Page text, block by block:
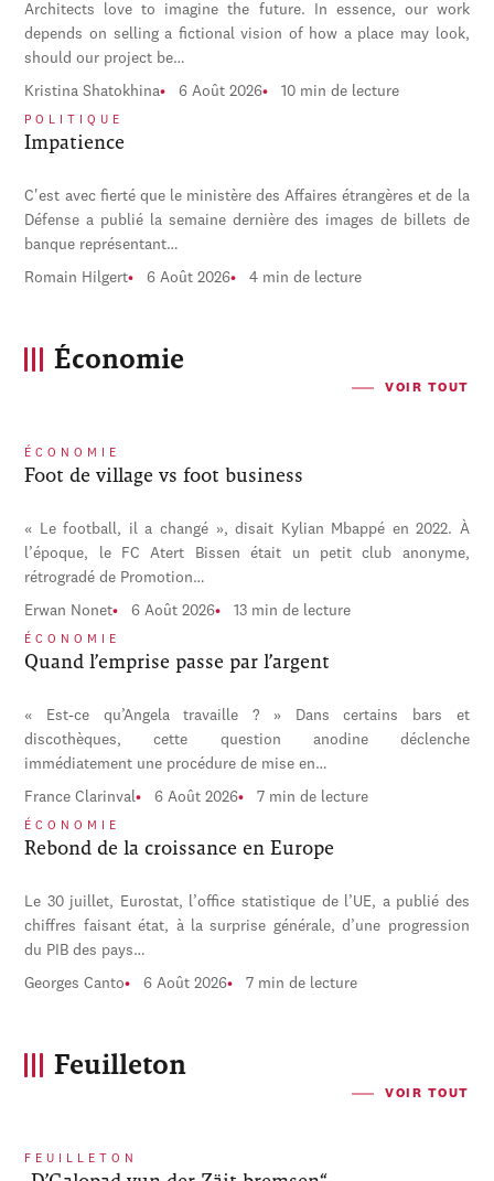
Architects love to imagine the future. In essence, our work
depends on selling a fictional vision of how a place may look,
should our project be…
Kristina Shatokhina 6 Août 2026 10 min de lecture
POLITIQUE
Impatience
C'est avec fierté que le ministère des Affaires étrangères et de la
Défense a publié la semaine dernière des images de billets de
banque représentant…
Romain Hilgert 6 Août 2026 4 min de lecture
Économie
VOIR TOUT
ÉCONOMIE
Foot de village vs foot business
« Le football, il a changé », disait Kylian Mbappé en 2022. À
l’époque, le FC Atert Bissen était un petit club anonyme,
rétrogradé de Promotion…
Erwan Nonet 6 Août 2026 13 min de lecture
ÉCONOMIE
Quand l’emprise passe par l’argent
« Est-ce qu’Angela travaille ? » Dans certains bars et
discothèques, cette question anodine déclenche
immédiatement une procédure de mise en…
France Clarinval 6 Août 2026 7 min de lecture
ÉCONOMIE
Rebond de la croissance en Europe
Le 30 juillet, Eurostat, l’office statistique de l’UE, a publié des
chiffres faisant état, à la surprise générale, d’une progression
du PIB des pays…
Georges Canto 6 Août 2026 7 min de lecture
Feuilleton
VOIR TOUT
FEUILLETON